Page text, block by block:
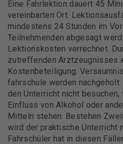
Eine Fahrlektion dauert 45
vereinbarten Ort.
mindestens 24 Stunden im
Teilnehmenden abgesagt
Lektionskosten verrechnet.
zutreffenden Arztzeugnisses
Kostenbeteiligung.
fahrschule werden
den Unterricht nicht
Einfluss von Alkohol oder
Mitteln stehen. Bestehen
wird der praktische Unterricht
Fahrschüler hat in diesen